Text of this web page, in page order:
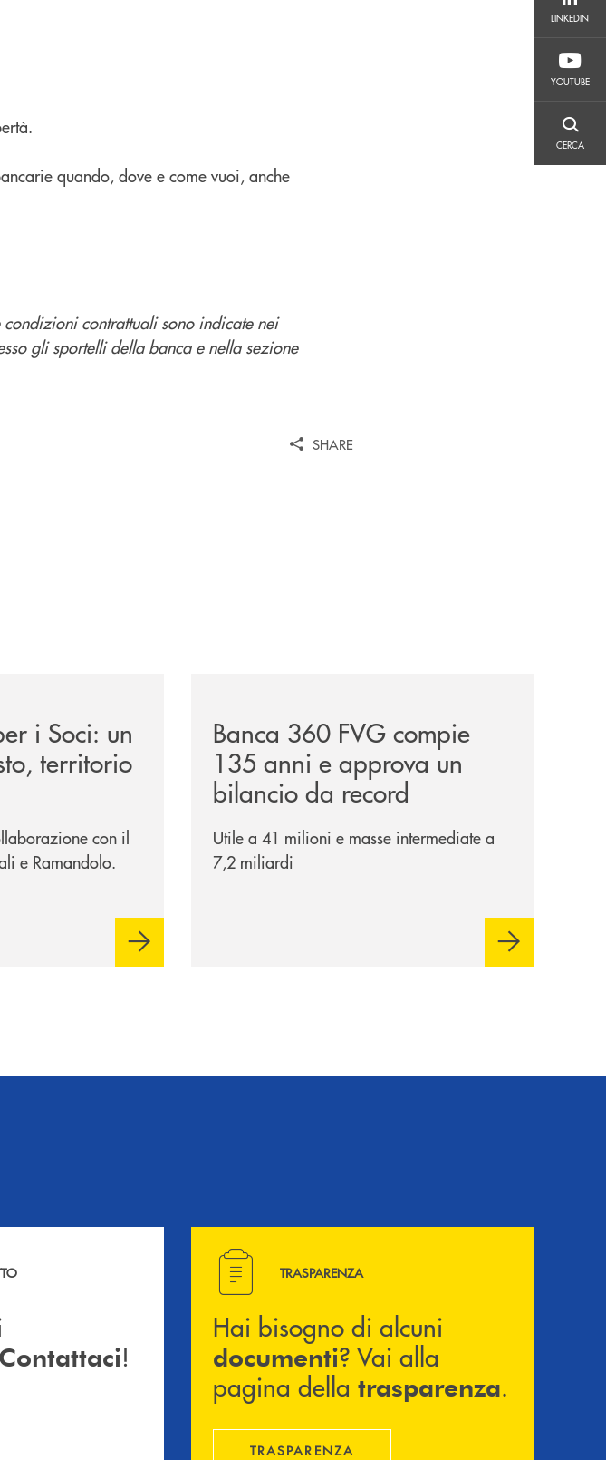
LINKEDIN
YOUTUBE
CERCA
quando, dove e come vuoi, anche
contrattuali sono indicate nei
gli sportelli della banca e nella sezione
SHARE
i Soci: un
territorio
con il
e Ramandolo.
Banca 360 FVG compie
135 anni e approva un
bilancio da record
Utile a 41 milioni e masse intermediate a
7,2 miliardi
Contattaci !
Contattaci!
Hai bisogno di alcuni documenti ? Vai alla pagina della
TRASPARENZA
Hai bisogno di alcuni
documenti? Vai alla
pagina della trasparenza.
TRASPARENZA